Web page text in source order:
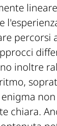
percorsi
inoltre
chiara.